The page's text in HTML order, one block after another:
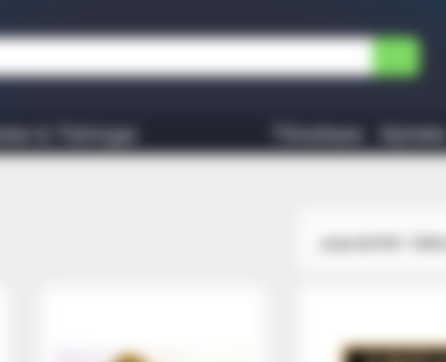
& Tidningar Tillverkare Nyheter